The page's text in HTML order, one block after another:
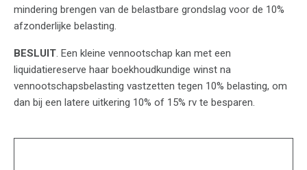
mindering brengen van de belastbare grondslag voor de 10%
afzonderlijke belasting.
BESLUIT . Een kleine vennootschap kan met een
liquidatiereserve haar boekhoudkundige winst na
vennootschapsbelasting vastzetten tegen 10% belasting, om
dan bij een latere uitkering 10% of 15% rv te besparen.